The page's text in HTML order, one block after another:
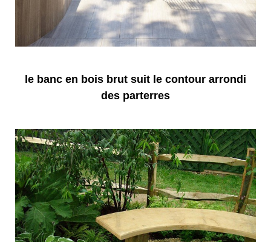
le banc en bois brut suit le contour arrondi
des parterres